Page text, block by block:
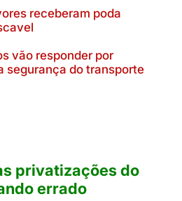
receberam poda
vão responder por
segurança do transporte
privatizações do
errado